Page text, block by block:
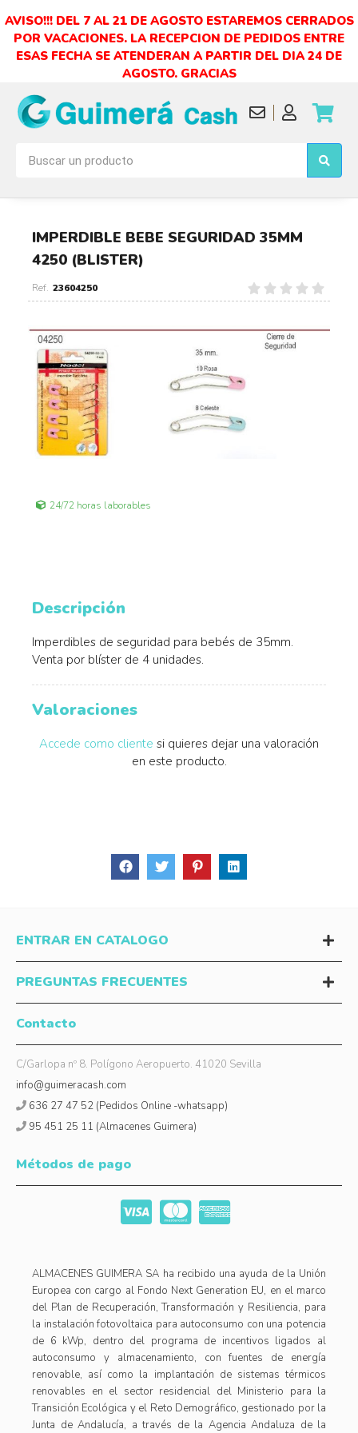
AVISO!!! DEL 7 AL 21 DE AGOSTO ESTAREMOS CERRADOS
POR VACACIONES. LA RECEPCION DE PEDIDOS ENTRE
ESAS FECHA SE ATENDERAN A PARTIR DEL DIA 24 DE
AGOSTO. GRACIAS
IMPERDIBLE BEBE SEGURIDAD 35MM
4250 (BLISTER)
23604250
24/72 horas laborables
Descripción
Imperdibles de seguridad para bebés de 35mm.
Venta por blíster de 4 unidades.
Valoraciones
Accede como cliente si quieres dejar una valoración
en este producto.
ENTRAR EN CATALOGO
PREGUNTAS FRECUENTES
Contacto
C/Garlopa nº 8. Polígono Aeropuerto. 41020 Sevilla
info@guimeracash.com
636 27 47 52 (Pedidos Online -whatsapp)
95 451 25 11 (Almacenes Guimera)
Métodos de pago
ALMACENES GUIMERA SA ha recibido una ayuda de la Unión
Europea con cargo al Fondo Next Generation EU, en el marco
del Plan de Recuperación, Transformación y Resiliencia, para
la instalación fotovoltaica para autoconsumo con una potencia
de 6 kWp, dentro del programa de incentivos ligados al
autoconsumo y almacenamiento, con fuentes de energía
renovable, así como la implantación de sistemas térmicos
renovables en el sector residencial del Ministerio para la
Transición Ecológica y el Reto Demográfico, gestionado por la
Junta de Andalucía, a través de la Agencia Andaluza de la